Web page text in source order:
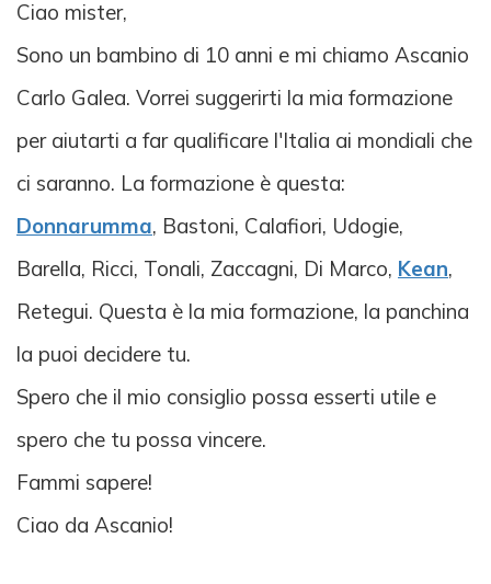
Ciao mister,
Sono un bambino di 10 anni e mi chiamo Ascanio
Carlo Galea. Vorrei suggerirti la mia formazione
per aiutarti a far qualificare l'Italia ai mondiali che
ci saranno. La formazione è questa:
Donnarumma, Bastoni, Calafiori, Udogie,
Barella, Ricci, Tonali, Zaccagni, Di Marco, Kean,
Retegui. Questa è la mia formazione, la panchina
la puoi decidere tu.
Spero che il mio consiglio possa esserti utile e
spero che tu possa vincere.
Fammi sapere!
Ciao da Ascanio!